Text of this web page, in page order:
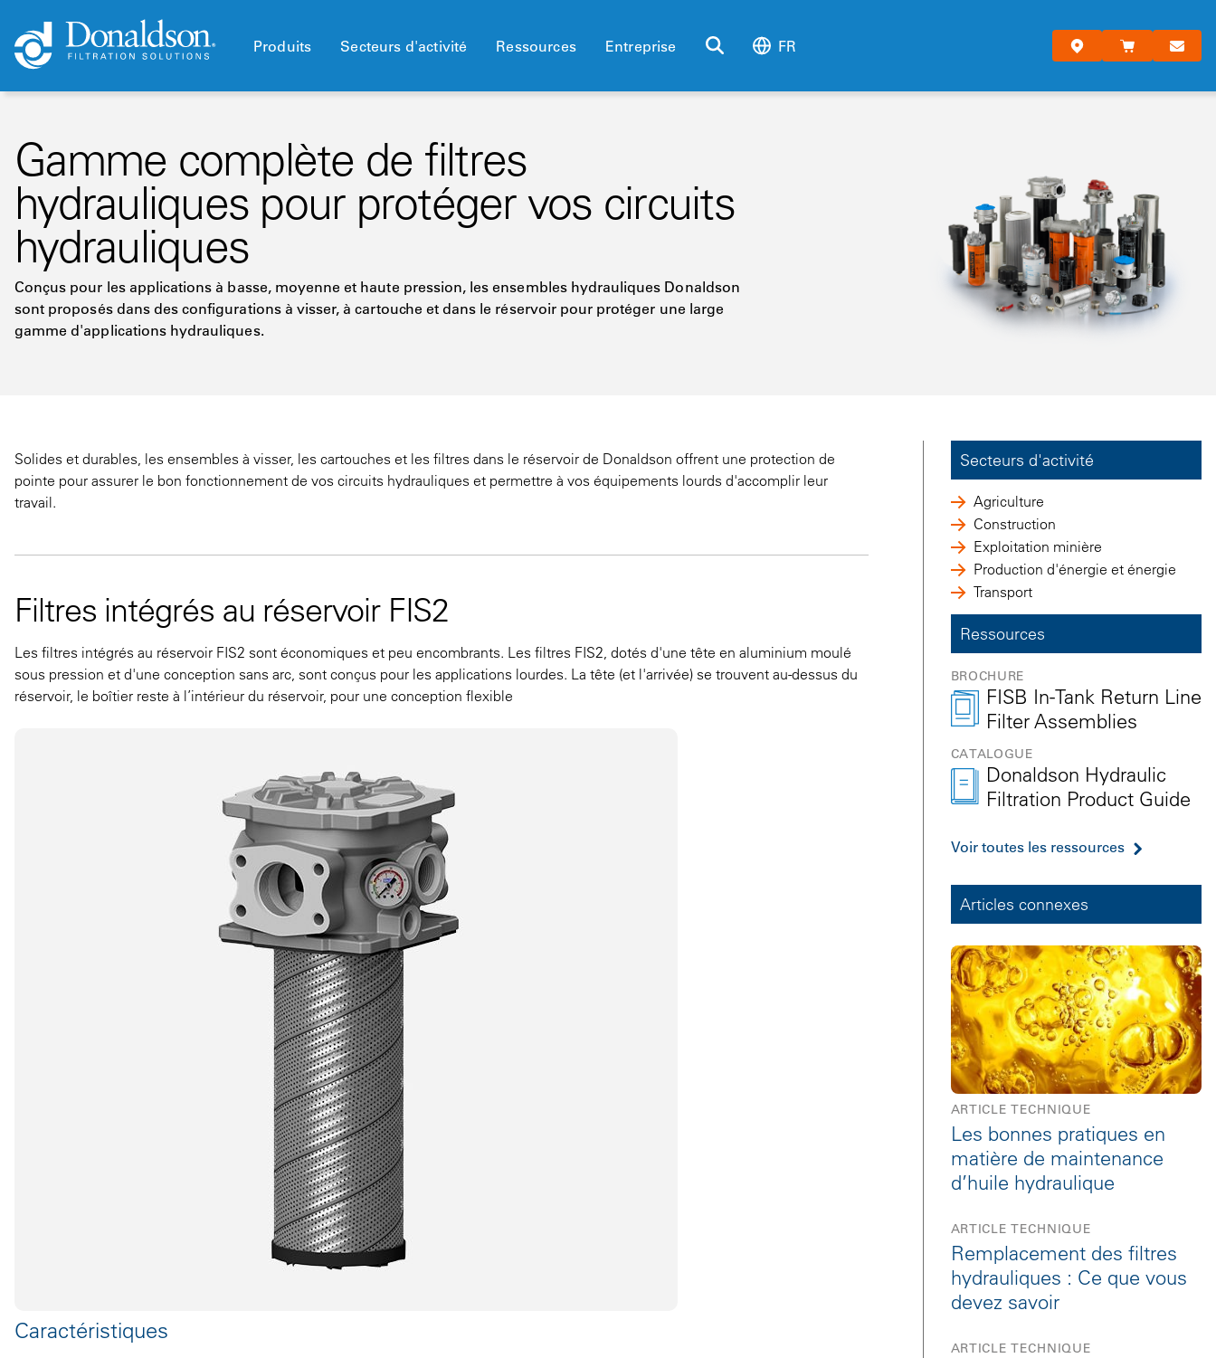
Produits Secteurs d'activité Ressources Entreprise FR
Gamme complète de filtres
hydrauliques pour protéger vos circuits
hydrauliques
Conçus pour les applications à basse, moyenne et haute pression, les ensembles hydrauliques Donaldson
sont proposés dans des configurations à visser, à cartouche et dans le réservoir pour protéger une large
gamme d'applications hydrauliques.
Solides et durables, les ensembles à visser, les cartouches et les filtres dans le réservoir de Donaldson offrent une protection de
pointe pour assurer le bon fonctionnement de vos circuits hydrauliques et permettre à vos équipements lourds d'accomplir leur
travail.
Filtres intégrés au réservoir FIS2
Les filtres intégrés au réservoir FIS2 sont économiques et peu encombrants. Les filtres FIS2, dotés d'une tête en aluminium moulé
sous pression et d'une conception sans arc, sont conçus pour les applications lourdes. La tête (et l'arrivée) se trouvent au-dessus du
réservoir, le boîtier reste à l’intérieur du réservoir, pour une conception flexible
Caractéristiques
Secteurs d'activité
Agriculture
Construction
Exploitation minière
Production d'énergie et énergie
Transport
Ressources
BROCHURE
FISB In-Tank Return Line
Filter Assemblies
CATALOGUE
Donaldson Hydraulic
Filtration Product Guide
Voir toutes les ressources
Articles connexes
ARTICLE TECHNIQUE
Les bonnes pratiques en
matière de maintenance
d’huile hydraulique
ARTICLE TECHNIQUE
Remplacement des filtres
hydrauliques : Ce que vous
devez savoir
ARTICLE TECHNIQUE